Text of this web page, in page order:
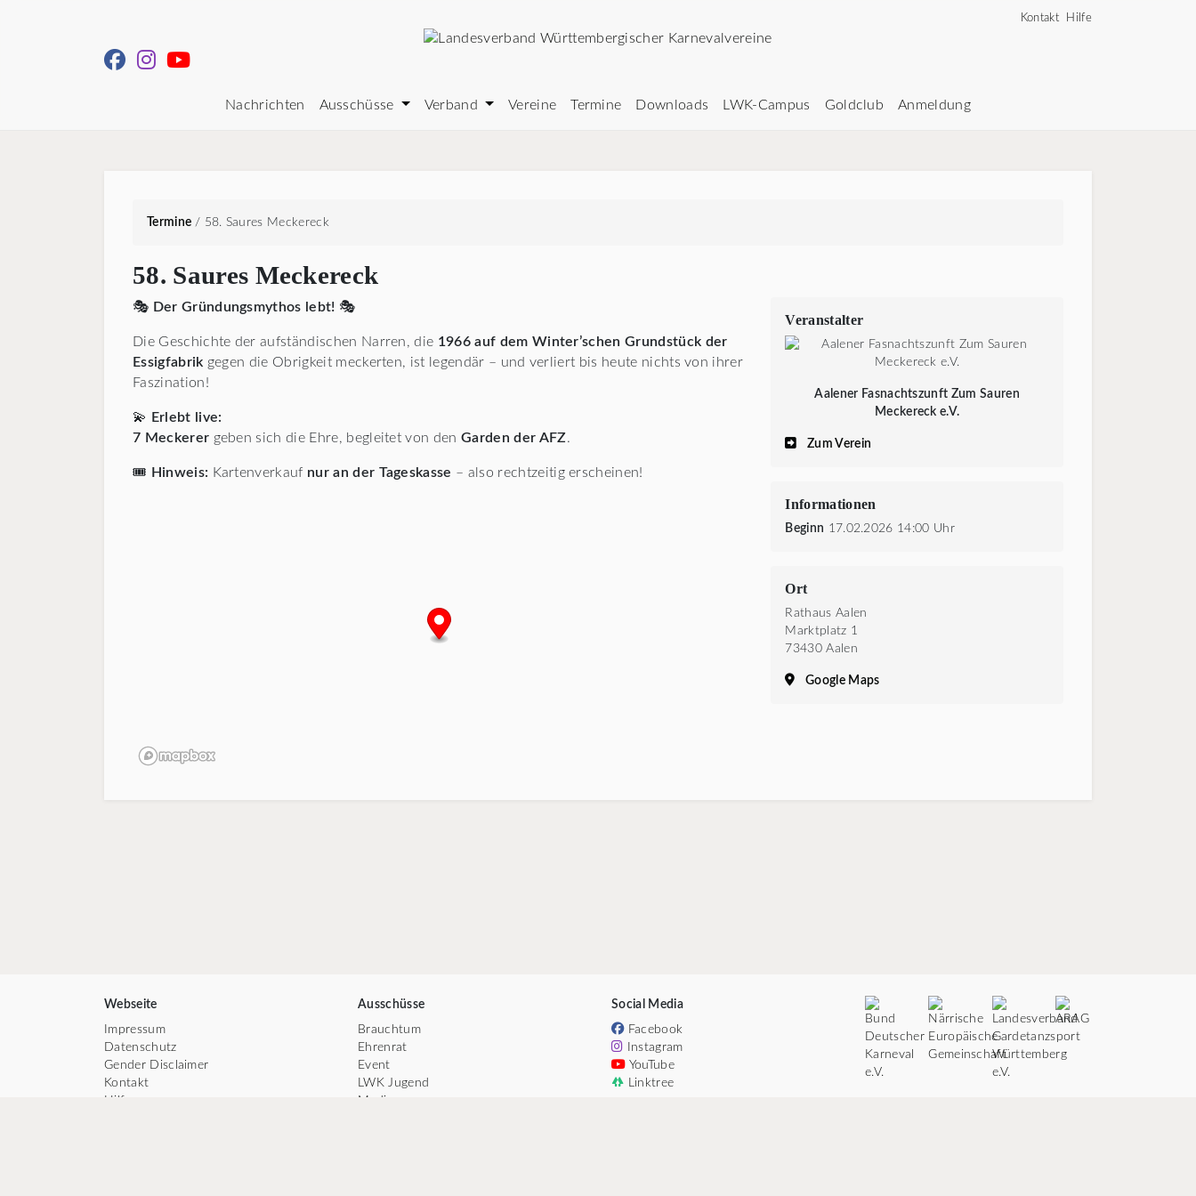
Kontakt Hilfe
Nachrichten Ausschüsse Verband Vereine Termine Downloads LWK-Campus Goldclub Anmeldung
Termine / 58. Saures Meckereck
58. Saures Meckereck
🎭 Der Gründungsmythos lebt! 🎭
Die Geschichte der aufständischen Narren, die 1966 auf dem Winter’schen Grundstück der
Essigfabrik gegen die Obrigkeit meckerten, ist legendär – und verliert bis heute nichts von ihrer
Faszination!
💫
Erlebt live:
7 Meckerer geben sich die Ehre, begleitet von denGarden der AFZ.
🎟️ Hinweis: Kartenverkauf nur an der Tageskasse – also rechtzeitig erscheinen!
Veranstalter
Aalener Fasnachtszunft Zum Sauren
Meckereck e.V.
Zum Verein
Informationen
Beginn 17.02.2026 14:00 Uhr
Ort
Rathaus Aalen
Marktplatz 1
73430 Aalen
Google Maps
Webseite
Impressum
Datenschutz
Gender Disclaimer
Kontakt
Hilfe
Ausschüsse
Brauchtum
Ehrenrat
Event
LWK Jugend
Medien
Social Media
Facebook
Instagram
YouTube
Linktree